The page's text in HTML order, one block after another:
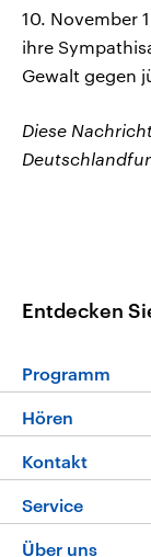
10. November
ihre
Gewalt gegen
Diese
Entdecken
Programm
Programm
Die
Neue
Hören
Podcasts
Kontakt
Service
FAQ
Über uns